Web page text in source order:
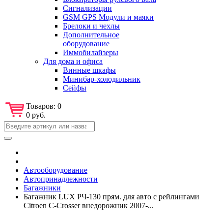
Сигнализации
GSM GPS Модули и маяки
Брелоки и чехлы
Дополнительное
оборудование
Иммобилайзеры
Для дома и офиса
Винные шкафы
Минибар-холодильник
Сейфы
Товаров: 0
0 руб.
Автооборудование
Автопринадлежности
Багажники
Багажник LUX РЧ-130 прям. для авто с рейлингами
Citroen C-Crosser внедорожник 2007-...